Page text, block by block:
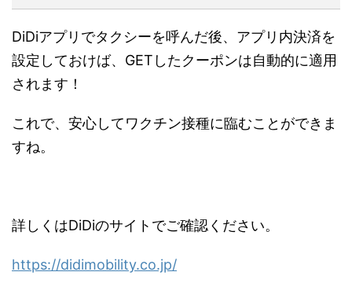
DiDiアプリでタクシーを呼んだ後、 アプリ内決済を
設定しておけば、GETしたクーポンは自動的に適用
されます！
これで、安心してワクチン接種に臨むことができま
すね。
詳しくはDiDiのサイトでご確認ください。
https://didimobility.co.jp/